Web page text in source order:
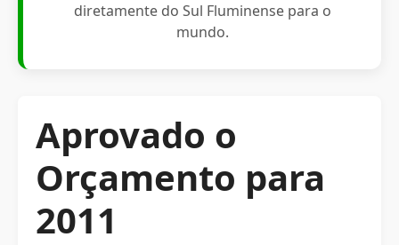
diretamente do Sul Fluminense para o
mundo.
Aprovado o
Orçamento para
2011